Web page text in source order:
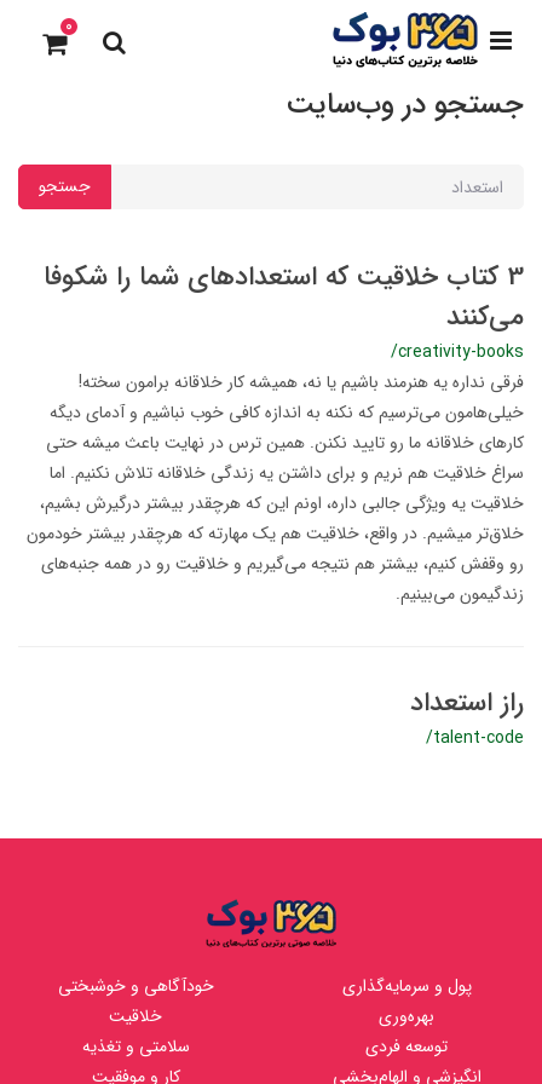
0
جستجو در وب‌سایت
جستجو
3 کتاب خلاقیت که استعدادهای شما را شکوفا
می‌کنند
/creativity-books
فرقی نداره یه هنرمند باشیم یا نه، همیشه کار خلاقانه برامون سخته!
خیلی‌هامون می‌ترسیم که نکنه به اندازه کافی خوب نباشیم و آدمای دیگه
کارهای خلاقانه ما رو تایید نکنن. همین ترس در نهایت باعث میشه حتی
سراغ خلاقیت هم نریم و برای داشتن یه زندگی خلاقانه تلاش نکنیم. اما
خلاقیت یه ویژگی جالبی داره، اونم این که هرچقدر بیشتر درگیرش بشیم،
خلاق‌تر میشیم. در واقع، خلاقیت هم یک مهارته که هرچقدر بیشتر خودمون
رو وقفش کنیم، بیشتر هم نتیجه می‌گیریم و خلاقیت رو در همه جنبه‌های
زندگیمون می‌بینیم.
راز استعداد
/talent-code
پول و سرمایه‌گذاری
خودآگاهی و خوشبختی
بهره‌وری
خلاقیت
توسعه فردی
سلامتی و تغذیه
انگیزشی و الهام‌بخشی
کار و موفقیت